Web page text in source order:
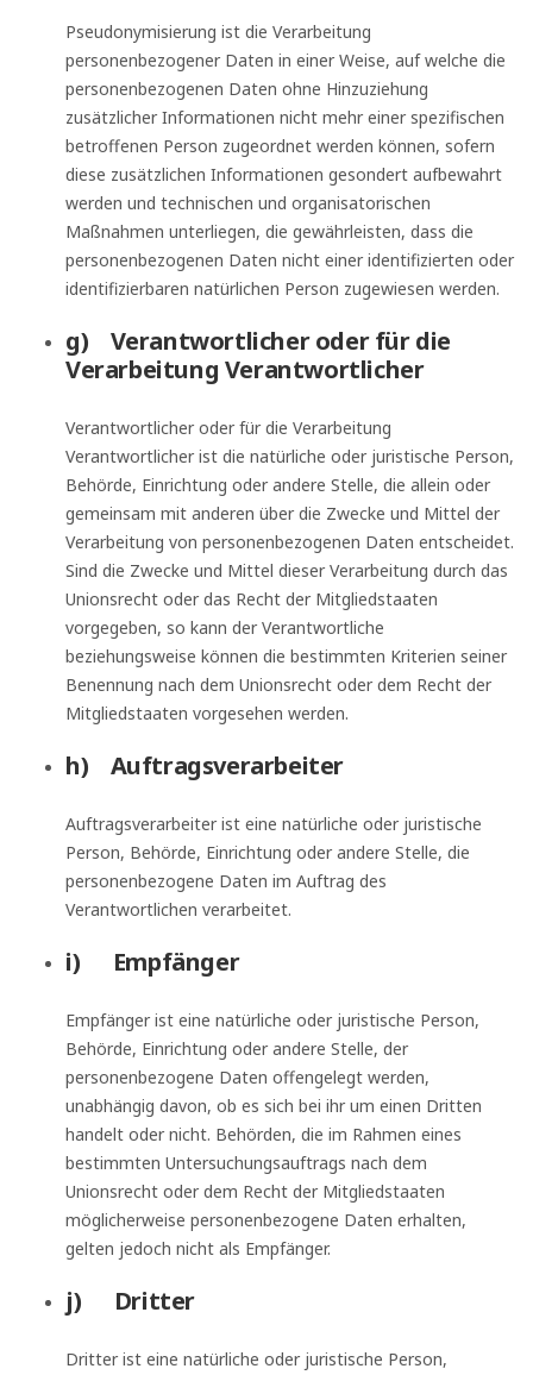
Pseudonymisierung ist die Verarbeitung
personenbezogener Daten in einer Weise, auf welche die
personenbezogenen Daten ohne Hinzuziehung
zusätzlicher Informationen nicht mehr einer spezifischen
betroffenen Person zugeordnet werden können, sofern
diese zusätzlichen Informationen gesondert aufbewahrt
werden und technischen und organisatorischen
Maßnahmen unterliegen, die gewährleisten, dass die
personenbezogenen Daten nicht einer identifizierten oder
identifizierbaren natürlichen Person zugewiesen werden.
g) Verantwortlicher oder für die
Verarbeitung Verantwortlicher
Verantwortlicher oder für die Verarbeitung
Verantwortlicher ist die natürliche oder juristische Person,
Behörde, Einrichtung oder andere Stelle, die allein oder
gemeinsam mit anderen über die Zwecke und Mittel der
Verarbeitung von personenbezogenen Daten entscheidet.
Sind die Zwecke und Mittel dieser Verarbeitung durch das
Unionsrecht oder das Recht der Mitgliedstaaten
vorgegeben, so kann der Verantwortliche
beziehungsweise können die bestimmten Kriterien seiner
Benennung nach dem Unionsrecht oder dem Recht der
Mitgliedstaaten vorgesehen werden.
h) Auftragsverarbeiter
Auftragsverarbeiter ist eine natürliche oder juristische
Person, Behörde, Einrichtung oder andere Stelle, die
personenbezogene Daten im Auftrag des
Verantwortlichen verarbeitet.
i) Empfänger
Empfänger ist eine natürliche oder juristische Person,
Behörde, Einrichtung oder andere Stelle, der
personenbezogene Daten offengelegt werden,
unabhängig davon, ob es sich bei ihr um einen Dritten
handelt oder nicht. Behörden, die im Rahmen eines
bestimmten Untersuchungsauftrags nach dem
Unionsrecht oder dem Recht der Mitgliedstaaten
möglicherweise personenbezogene Daten erhalten,
gelten jedoch nicht als Empfänger.
j) Dritter
Dritter ist eine natürliche oder juristische Person,